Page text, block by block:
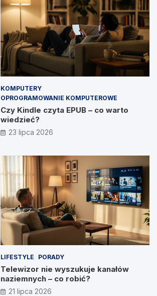
KOMPUTERY
OPROGRAMOWANIE KOMPUTEROWE
Czy Kindle czyta EPUB – co warto
wiedzieć?
23 lipca 2026
LIFESTYLE PORADY
Telewizor nie wyszukuje kanałów
naziemnych – co robić?
21 lipca 2026